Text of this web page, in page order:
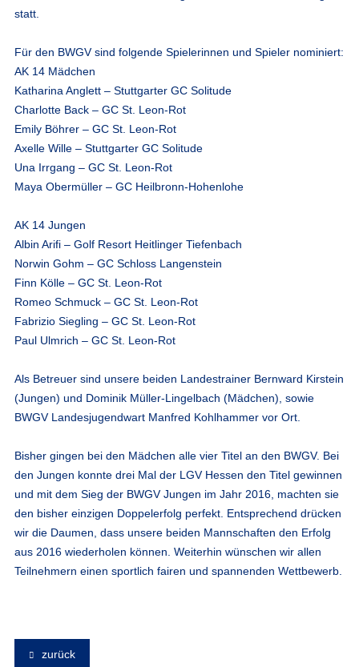
statt.
Für den BWGV sind folgende Spielerinnen und Spieler nominiert:
AK 14 Mädchen
Katharina Anglett – Stuttgarter GC Solitude
Charlotte Back – GC St. Leon-Rot
Emily Böhrer – GC St. Leon-Rot
Axelle Wille – Stuttgarter GC Solitude
Una Irrgang – GC St. Leon-Rot
Maya Obermüller – GC Heilbronn-Hohenlohe
AK 14 Jungen
Albin Arifi – Golf Resort Heitlinger Tiefenbach
Norwin Gohm – GC Schloss Langenstein
Finn Kölle – GC St. Leon-Rot
Romeo Schmuck – GC St. Leon-Rot
Fabrizio Siegling – GC St. Leon-Rot
Paul Ulmrich – GC St. Leon-Rot
Als Betreuer sind unsere beiden Landestrainer Bernward Kirstein
(Jungen) und Dominik Müller-Lingelbach (Mädchen), sowie
BWGV Landesjugendwart Manfred Kohlhammer vor Ort.
Bisher gingen bei den Mädchen alle vier Titel an den BWGV. Bei
den Jungen konnte drei Mal der LGV Hessen den Titel gewinnen
und mit dem Sieg der BWGV Jungen im Jahr 2016, machten sie
den bisher einzigen Doppelerfolg perfekt. Entsprechend drücken
wir die Daumen, dass unsere beiden Mannschaften den Erfolg
aus 2016 wiederholen können. Weiterhin wünschen wir allen
Teilnehmern einen sportlich fairen und spannenden Wettbewerb.
zurück